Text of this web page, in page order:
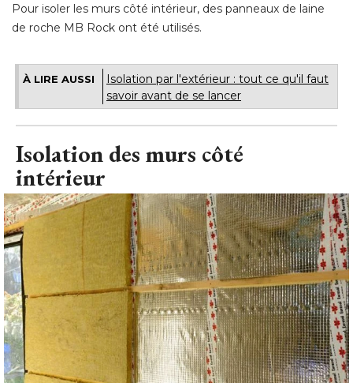
Pour isoler les murs côté intérieur, des panneaux de laine
de roche MB Rock ont été utilisés.
À LIRE AUSSI
Isolation par l'extérieur : tout ce qu'il faut
savoir avant de se lancer
Isolation des murs côté
intérieur